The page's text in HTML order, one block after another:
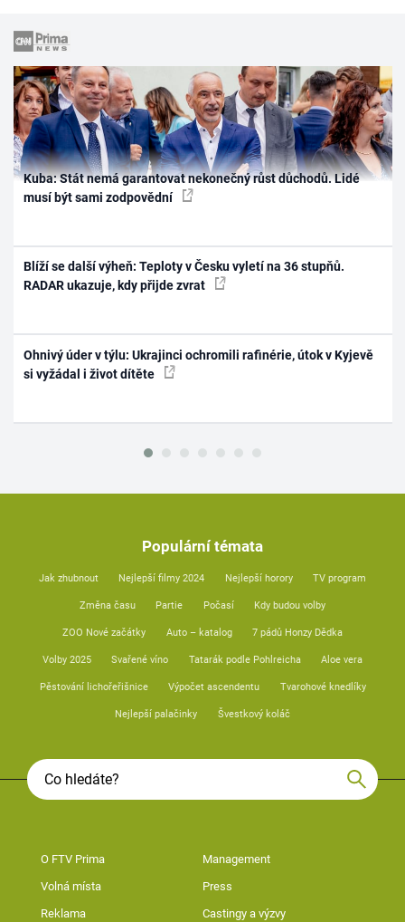
Kuba: Stát nemá garantovat nekonečný růst důchodů. Lidé
musí být sami zodpovědní
Blíží se další výheň: Teploty v Česku vyletí na 36 stupňů.
RADAR ukazuje, kdy přijde zvrat
Ohnivý úder v týlu: Ukrajinci ochromili rafinérie, útok v Kyjevě
si vyžádal i život dítěte
Populární témata
Jak zhubnout Nejlepší filmy 2024 Nejlepší horory TV program
Změna času Partie Počasí Kdy budou volby
ZOO Nové začátky Auto – katalog 7 pádů Honzy Dědka
Volby 2025 Svařené víno Tatarák podle Pohlreicha Aloe vera
Pěstování lichořeřišnice Výpočet ascendentu Tvarohové knedlíky
Nejlepší palačinky Švestkový koláč
O FTV Prima Management
Volná místa Press
Reklama Castingy a výzvy